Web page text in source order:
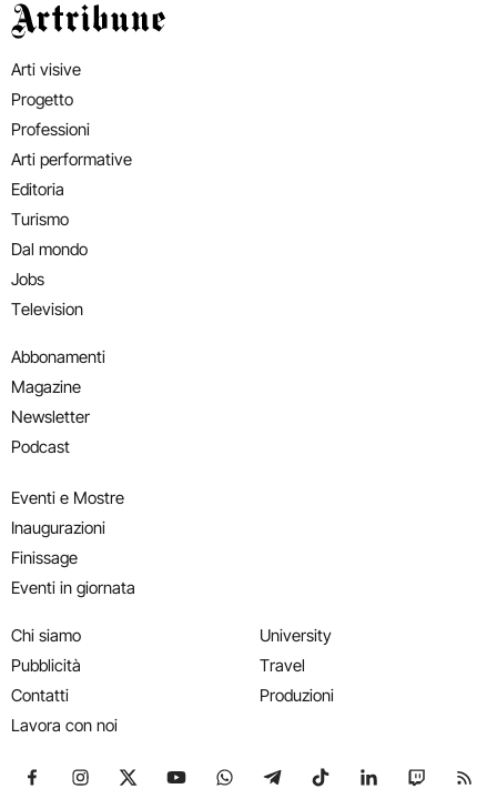
Artribune
Arti visive
Progetto
Professioni
Arti performative
Editoria
Turismo
Dal mondo
Jobs
Television
Abbonamenti
Magazine
Newsletter
Podcast
Eventi e Mostre
Inaugurazioni
Finissage
Eventi in giornata
Chi siamo
Pubblicità
Contatti
Lavora con noi
University
Travel
Produzioni
Seguici su Facebook
Seguici su Instagram
Seguici su X
Seguici su YouTube
Seguici su WhatsApp
Seguici su Telegram
Seguici su TikTok
Seguici su
Seguici